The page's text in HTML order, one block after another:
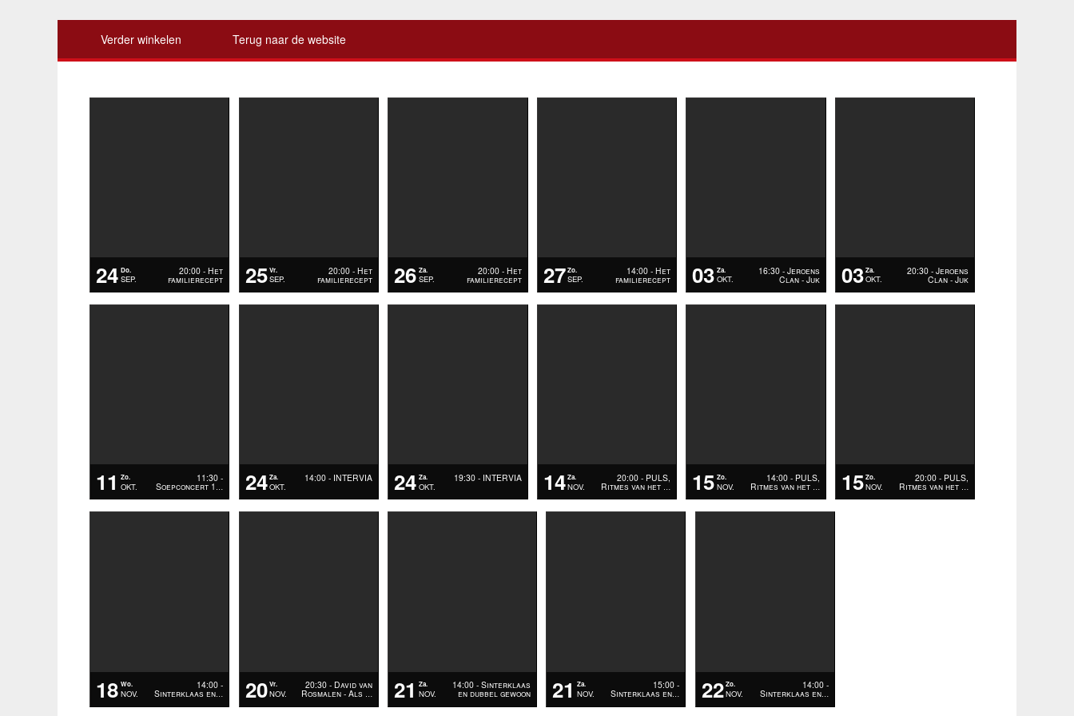
Verder winkelen Terug naar de website
24 Do.
SEP.
20:00 - Het
familierecept 25 Vr.
SEP.
20:00 - Het
familierecept 26 Za.
SEP.
20:00 - Het
familierecept 27 Zo.
SEP.
14:00 - Het
familierecept 03 Za.
OKT.
16:30 - Jeroens
Clan - Juk 03 Za.
OKT.
20:30 - Jeroens
Clan - Juk
11 Zo.
OKT.
11:30 -
Soepconcert 1 … 24 Za.
OKT.
14:00 - INTERVIA 24 Za.
OKT.
19:30 - INTERVIA 14 Za.
NOV.
20:00 - PULS,
Ritmes van het … 15 Zo.
NOV.
14:00 - PULS,
Ritmes van het … 15 Zo.
NOV.
20:00 - PULS,
Ritmes van het …
18 Wo.
NOV.
14:00 -
Sinterklaas en… 20 Vr.
NOV.
20:30 - David van
Rosmalen - Als … 21 Za.
NOV.
14:00 - Sinterklaas
en dubbel gewoon 21 Za.
NOV.
15:00 -
Sinterklaas en… 22 Zo.
NOV.
14:00 -
Sinterklaas en…